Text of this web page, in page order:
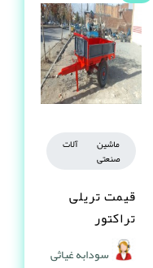
ماشین آلات
صنعتی
قیمت تریلی
تراکتور
سودابه غیاثی